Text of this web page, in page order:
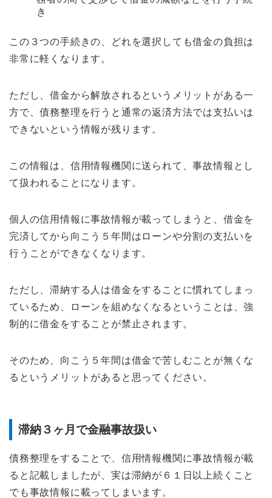
き
この３つの手続きの、どれを選択しても借金の負担は
非常に軽くなります。
ただし、借金から解放されるというメリットがある一
方で、債務整理を行うと通常の返済方法では支払いは
できないという情報が残ります。
この情報は、信用情報機関に送られて、事故情報とし
て扱われることになります。
個人の信用情報に事故情報が載ってしまうと、借金を
完済してから向こう５年間はローンや分割の支払いを
行うことができなくなります。
ただし、滞納する人は借金をすることに慣れてしまっ
ているため、ローンを組めなくなるということは、強
制的に借金をすることが禁止されます。
そのため、向こう５年間は借金で苦しむことが無くな
るというメリットがあると思ってください。
滞納３ヶ月で金融事故扱い
債務整理をすることで、信用情報機関に事故情報が載
ると記載しましたが、実は滞納が６１日以上続くこと
でも事故情報に載ってしまいます。